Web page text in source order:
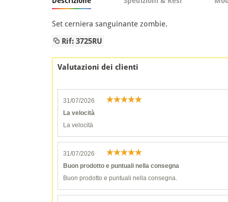
Set cerniera sanguinante zombie.
Rif: 3725RU
Valutazioni dei clienti
31/07/2026
La velocità
La velocità
31/07/2026
Buon prodotto e puntuali nella consegna
Buon prodotto e puntuali nella consegna.